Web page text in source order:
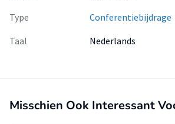
Type
Conferentiebijdrage
Taal
Nederlands
Misschien Ook Interessant